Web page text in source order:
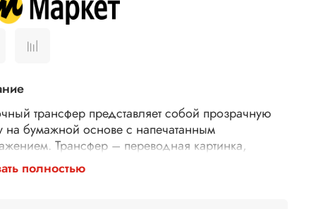
трансфер представляет собой прозрачную
на бумажной основе с напечатанным
Трансфер – переводная картинка,
с его помощью Ваше изделие приобретет
и уникальность. Трансферной бумагой
полностью